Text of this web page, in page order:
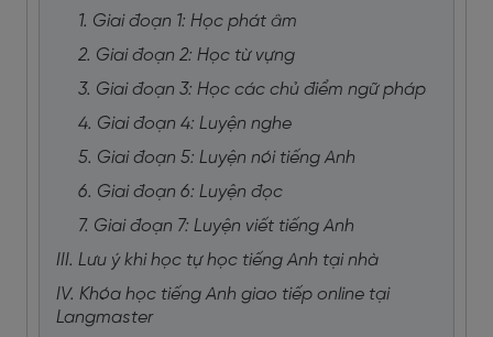
1. Giai đoạn 1: Học phát âm
2. Giai đoạn 2: Học từ vựng
3. Giai đoạn 3: Học các chủ điểm ngữ pháp
4. Giai đoạn 4: Luyện nghe
5. Giai đoạn 5: Luyện nói tiếng Anh
6. Giai đoạn 6: Luyện đọc
7. Giai đoạn 7: Luyện viết tiếng Anh
III. Lưu ý khi học tự học tiếng Anh tại nhà
IV. Khóa học tiếng Anh giao tiếp online tại
Langmaster